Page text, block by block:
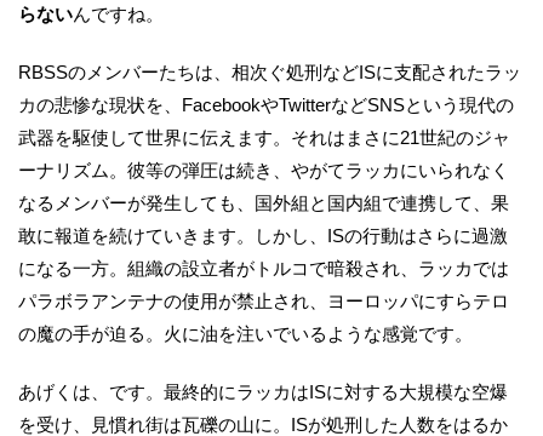
らないんですね。
RBSSのメンバーたちは、相次ぐ処刑などISに支配されたラッ
カの悲惨な現状を、FacebookやTwitterなどSNSという現代の
武器を駆使して世界に伝えます。それはまさに21世紀のジャ
ーナリズム。彼等の弾圧は続き、やがてラッカにいられなく
なるメンバーが発生しても、国外組と国内組で連携して、果
敢に報道を続けていきます。しかし、ISの行動はさらに過激
になる一方。組織の設立者がトルコで暗殺され、ラッカでは
パラボラアンテナの使用が禁止され、ヨーロッパにすらテロ
の魔の手が迫る。火に油を注いでいるような感覚です。
あげくは、です。最終的にラッカはISに対する大規模な空爆
を受け、見慣れ街は瓦礫の山に。ISが処刑した人数をはるか